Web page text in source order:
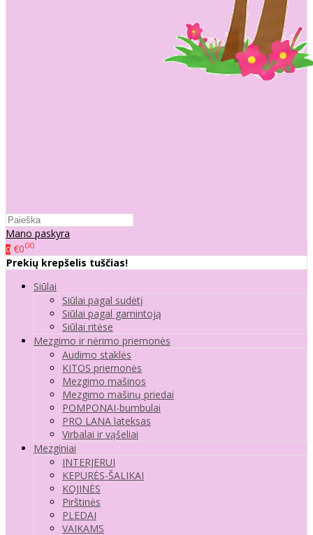
Mano paskyra
0 €000
Prekių krepšelis tuščias!
Siūlai
Siūlai pagal sudėtį
Siūlai pagal gamintoją
Siūlai ritėse
Mezgimo ir nėrimo priemonės
Audimo staklės
KITOS priemonės
Mezgimo mašinos
Mezgimo mašinų priedai
POMPONAI-bumbulai
PRO LANA lateksas
Virbalai ir vąšeliai
Mezginiai
INTERJERUI
KEPURĖS-ŠALIKAI
KOJINĖS
Pirštinės
PLEDAI
VAIKAMS